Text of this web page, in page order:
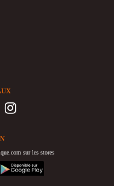
sur les stores
googleplay